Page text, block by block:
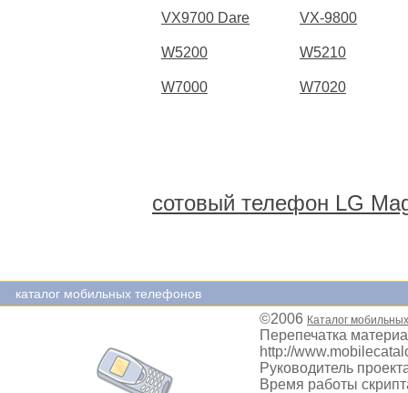
VX9700 Dare VX-9800
W5200 W5210
W7000 W7020
сотовый телефон LG
каталог мобильных телефонов
©2006 Каталог
Перепечатка
http://
Руководитель
Время работы